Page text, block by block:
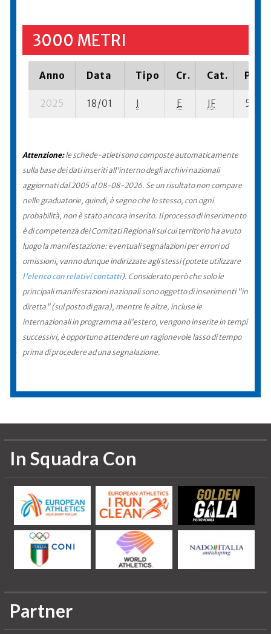
3000 METRI
Anno Data Tipo Cr. Cat.
2025 18/01 I E JF 5 se-
Attenzione:le schede-atleti sono composte automaticamente
sulla base dei dati inseriti all'interno degli archivi nazionali
aggiornati dal 2005 al 08-08-2026. Se un risultato non compare
nelle graduatorie, quindi, è segno che lo stesso, con ogni
probabilità, non è stato ancora inserito. Il processo di inserimento
è di competenza dei Comitati Regionali sul cui territorio ha avuto
luogo la manifestazione: eventuali segnalazioni per errori od
omissioni, vanno dunque indirizzate agli stessi (potete utilizzare
l'elenco con relativi contatti). Considerato però che solo le
principali manifestazioni nazionali sono oggetto di inserimenti "in
diretta" (sul posto di gara), mentre le altre, incluse le
internazionali in programma all'estero, vengono inserite in tempi
successivi, è opportuno attendere un ragionevole lasso di tempo
prima di procedere ad una segnalazione.
In Squadra Con
Partner